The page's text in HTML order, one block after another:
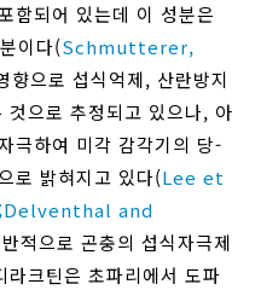
되어 있는데 이 성분은
이다(Schmutterer,
으로 섭식억제, 산란방지
으로 추정되고 있으나, 아
극하여 미각 감각기의 당-
로 밝혀지고 있다(Lee et
Delventhal and
적으로 곤충의 섭식자극제
크틴은 초파리에서 도파